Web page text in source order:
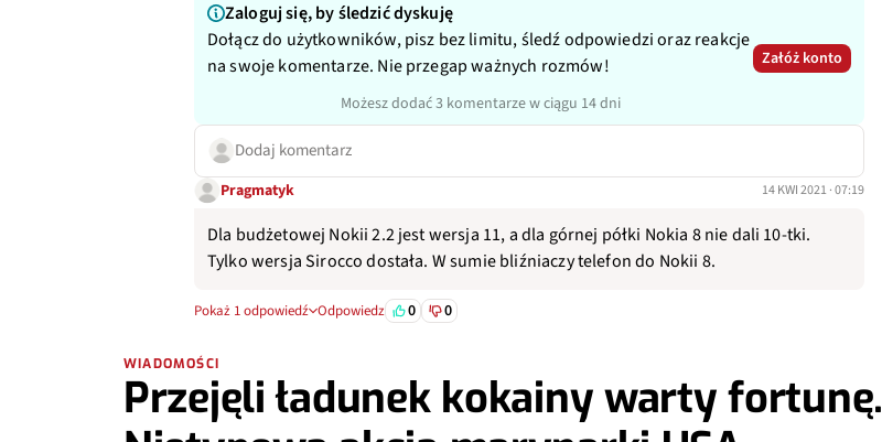
Zaloguj się, by śledzić dyskuję
Dołącz do użytkowników, pisz bez limitu, śledź odpowiedzi oraz reakcje
na swoje komentarze. Nie przegap ważnych rozmów!
Możesz dodać 3 komentarze w ciągu 14 dni
Załóż konto
Dodaj komentarz
Pragmatyk 14 KWI 2021 · 07:19
Dla budżetowej Nokii 2.2 jest wersja 11, a dla górnej półki Nokia 8 nie dali 10-tki.
Tylko wersja Sirocco dostała. W sumie bliźniaczy telefon do Nokii 8.
Pokaż 1 odpowiedź Odpowiedz 0 0
WIADOMOŚCI
Przejęli ładunek kokainy warty fortunę.